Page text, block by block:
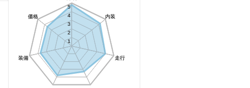
内装
走行
装備
価格
1
2
3
4
5
内装
走行
装備
価格
1
2
3
4
5